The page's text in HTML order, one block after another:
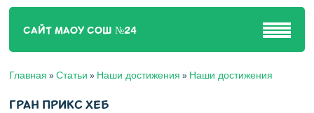
САЙТ МАОУ СОШ №24
Главная »Статьи » Наши достижения » Наши достижения
ГРАН ПРИКС ХЕБ